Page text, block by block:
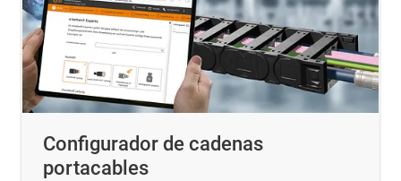
Configurador de cadenas
portacables